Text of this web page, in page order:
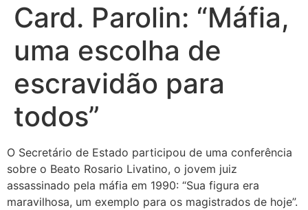
Card. Parolin: “Máfia,
uma escolha de
escravidão para
todos”
O Secretário de Estado participou de uma conferência
sobre o Beato Rosario Livatino, o jovem juiz
assassinado pela máfia em 1990: “Sua figura era
maravilhosa, um exemplo para os magistrados de hoje”.